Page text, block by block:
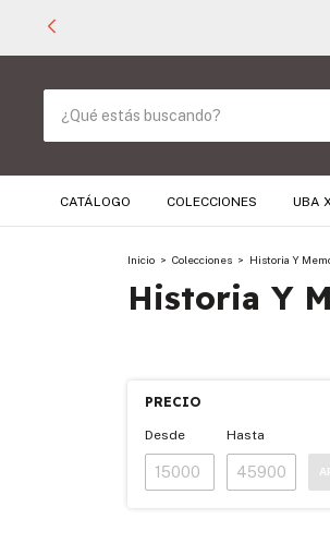
CATÁLOGO COLECCIONES UBA
Inicio > Colecciones > Historia Y
Historia Y
PRECIO
Desde Hasta